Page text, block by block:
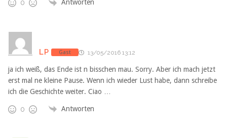
0 Antworten
LP Gast 13/05/2016 13:12
ja ich weiß, das Ende ist n bisschen mau. Sorry. Aber ich mach jetzt
erst mal ne kleine Pause. Wenn ich wieder Lust habe, dann schreibe
ich die Geschichte weiter. Ciao …
0 Antworten